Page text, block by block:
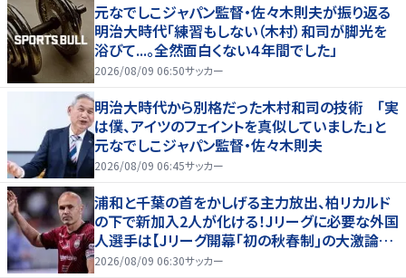
元なでしこジャパン監督・佐々木則夫が振り返る
明治大時代「練習もしない（木村）和司が脚光を
浴びて...。全然面白くない４年間でした」
2026/08/09 06:50サッカー
明治大時代から別格だった木村和司の技術 「実
は僕、アイツのフェイントを真似していました」と
元なでしこジャパン監督・佐々木則夫
2026/08/09 06:45サッカー
浦和と千葉の首をかしげる主力放出、柏リカルド
の下で新加入2人が化ける！Jリーグに必要な外国
人選手は【Jリーグ開幕｢初の秋春制｣の大激論】
(4)
2026/08/09 06:30サッカー